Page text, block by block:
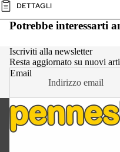
DETTAGLI
Potrebbe interessarti
Iscriviti alla newsletter
Resta aggiornato su nuovi
Email